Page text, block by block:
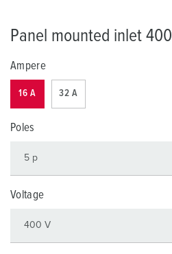
Panel mounted inlet 400
Ampere
16 A 32 A
Poles
Voltage